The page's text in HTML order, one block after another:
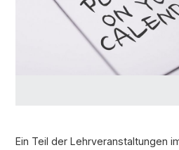
Ein Teil der Lehrveranstaltungen